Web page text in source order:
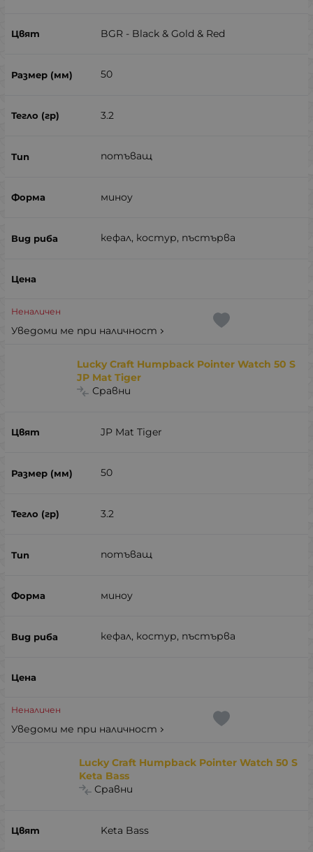
BGR - Black & Gold & Red
50
3.2
потъващ
миноу
кефал, костур, пъстърва
Неналичен
Уведоми ме при наличност
Lucky Craft Humpback Pointer Watch 50 S
JP Mat Tiger
Сравни
JP Mat Tiger
50
3.2
потъващ
миноу
кефал, костур, пъстърва
Неналичен
Уведоми ме при наличност
Lucky Craft Humpback Pointer Watch 50 S
Keta Bass
Сравни
Keta Bass